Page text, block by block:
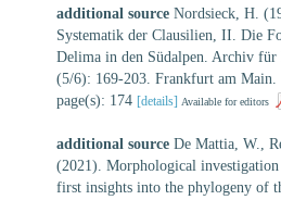
additional source Nordsieck, H.
Systematik der Clausilien, II. Die
Delima in den Südalpen. Archiv für
(5/6): 169-203. Frankfurt am Main.
page(s): 174 [details] Available for editors
additional source De Mattia, W.,
(2021). Morphological
first insights into the phylogeny of